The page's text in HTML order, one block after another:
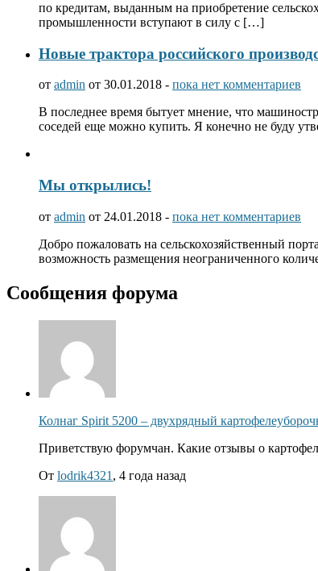
по кредитам, выданным на приобретение
промышленности вступают в силу с […]
Новые трактора российского
от admin от 30.01.2018 - пока нет комментариев
В последнее время бытует мнение, что
соседей еще можно купить. Я конечно не буду
Мы открылись!
от admin от 24.01.2018 - пока нет комментариев
Добро пожаловать на сельскохозяйственный
возможность размещения неограниченного
Сообщения форума
Колнаг Spirit 5200 – двухрядный
Приветствую форумчан. Какие отзывы о
От lodrik4321 , 4 года назад